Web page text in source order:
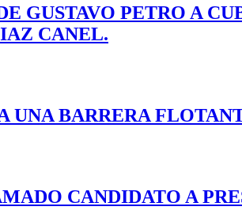
GUSTAVO PETRO A
CANEL.
UNA BARRERA
CANDIDATO A